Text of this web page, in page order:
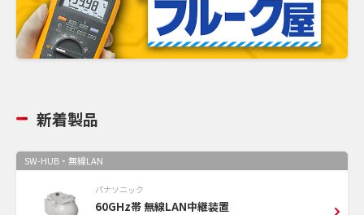
新着製品
SW-HUB・無線LAN
パナソニック
60GHz帯 無線LAN中継装置